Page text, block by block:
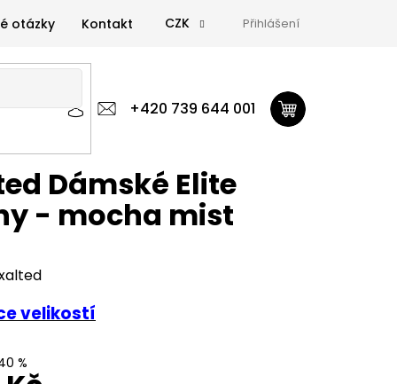
otázky Kontakt CZK Přihlášení
+420 739 644 001
Zdravá výživa Doplňky GymTime Magazín
Doplňky
%
velikostí
Dámské Elite
- mocha mist